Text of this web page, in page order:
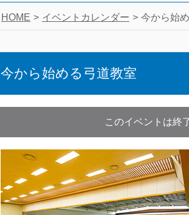
HOME イベントカレンダー 今から始
今から始める弓道教室
このイベントは終